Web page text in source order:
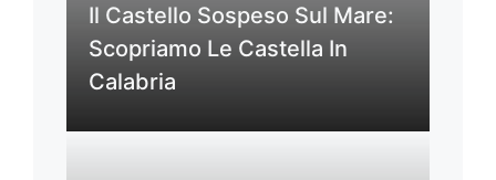
Il Castello Sospeso Sul Mare:
Scopriamo Le Castella In
Calabria